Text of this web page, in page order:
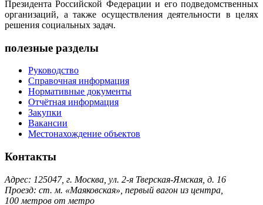
Президента Российской Федерации и его подведомственных
организаций, а также осуществления деятельности в целях
решения социальных задач.
полезные разделы
Руководство
Справочная информация
Нормативные документы
Отчётная информация
Закупки
Вакансии
Местонахождение объектов
Контакты
Адрес: 125047, г. Москва, ул. 2-я Тверская-Ямская, д. 16
Проезд: ст. м. «Маяковская», первый вагон из центра,
100 метров от метро